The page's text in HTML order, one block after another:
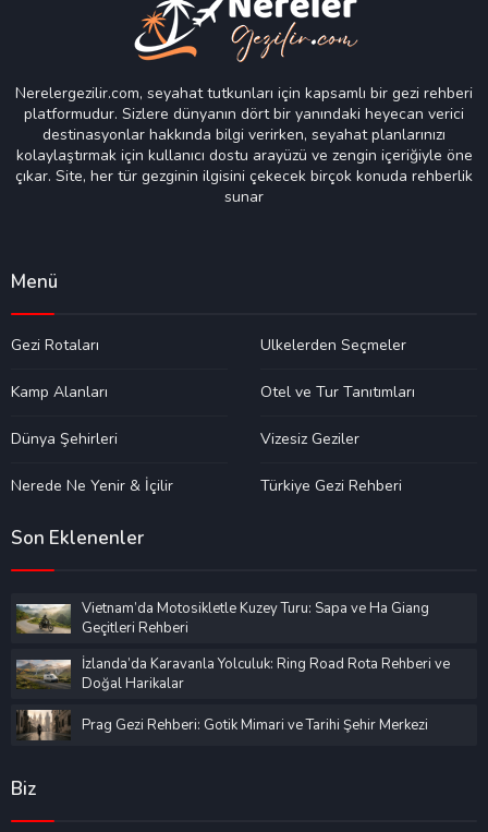
Nerelergezilir.com, seyahat tutkunları için kapsamlı bir gezi rehberi
platformudur. Sizlere dünyanın dört bir yanındaki heyecan verici
destinasyonlar hakkında bilgi verirken, seyahat planlarınızı
kolaylaştırmak için kullanıcı dostu arayüzü ve zengin içeriğiyle öne
çıkar. Site, her tür gezginin ilgisini çekecek birçok konuda rehberlik
sunar
Menü
Gezi Rotaları Ülkelerden Seçmeler
Kamp Alanları Otel ve Tur Tanıtımları
Dünya Şehirleri Vizesiz Geziler
Nerede Ne Yenir & İçilir Türkiye Gezi Rehberi
Son Eklenenler
Vietnam’da Motosikletle Kuzey Turu: Sapa ve Ha Giang
Geçitleri Rehberi
İzlanda’da Karavanla Yolculuk: Ring Road Rota Rehberi ve
Doğal Harikalar
Prag Gezi Rehberi: Gotik Mimari ve Tarihi Şehir Merkezi
Biz